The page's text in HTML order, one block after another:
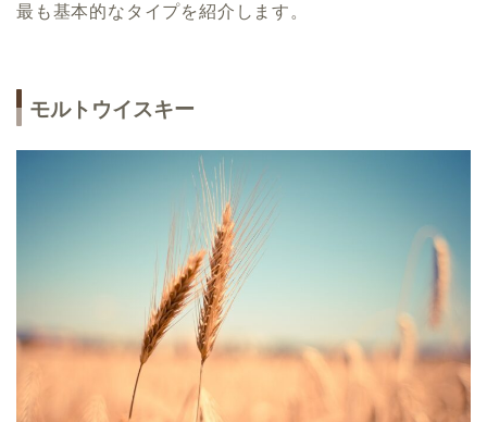
最も基本的なタイプを紹介します。
モルトウイスキー